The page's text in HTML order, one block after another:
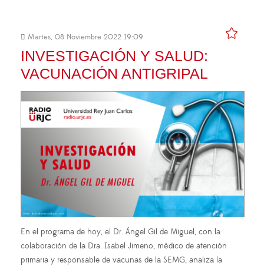
Martes, 08 Noviembre 2022 19:09
INVESTIGACIÓN Y SALUD:
VACUNACIÓN ANTIGRIPAL
En el programa de hoy, el Dr. Ángel Gil de Miguel, con la
colaboración de la Dra. Isabel Jimeno, médico de atención
primaria y responsable de vacunas de la SEMG, analiza la